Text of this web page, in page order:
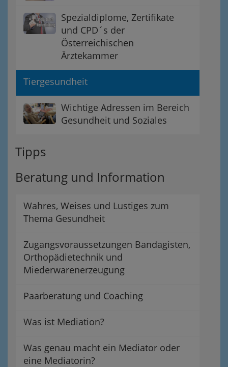
Spezialdiplome, Zertifikate
und CPD´s der
Österreichischen
Ärztekammer
Tiergesundheit
Wichtige Adressen im Bereich
Gesundheit und Soziales
Tipps
Beratung und Information
Wahres, Weises und Lustiges zum
Thema Gesundheit
Zugangsvoraussetzungen Bandagisten,
Orthopädietechnik und
Miederwarenerzeugung
Paarberatung und Coaching
Was ist Mediation?
Was genau macht ein Mediator oder
eine Mediatorin?